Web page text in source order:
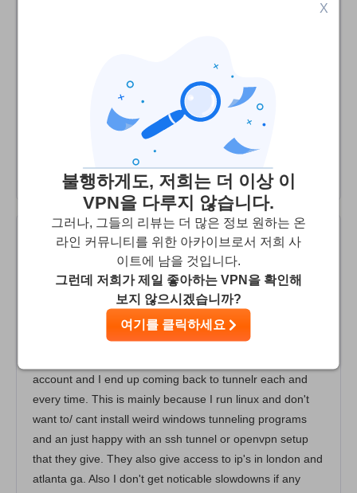
geographical locations. Those nodes disappeared in the
fall and there is no information about whether they are
gone for good or just temporarily. I have contacted
service twice in the past two months about this, and never
got an answer. Last blog entry is for March so no
information about this in it.
ben 10
tunneling service of choice.
I haven't had any issues with the service yet after staying
with them for about 3 years now. I've tried others in the
account and I end up coming back to tunnelr each and
every time. This is mainly because I run linux and don't
want to/ cant install weird windows tunneling programs
and an just happy with an ssh tunnel or openvpn setup
that they give. They also give access to ip's in london and
atlanta ga. Also I don't get noticable slowdowns if any
X
불행하게도, 저희는 더 이상 이
VPN을 다루지 않습니다.
그러나, 그들의 리뷰는 더 많은 정보 원하는 온
라인 커뮤니티를 위한 아카이브로서 저희 사
이트에 남을 것입니다.
그런데 저희가 제일 좋아하는 VPN을 확인해
보지 않으시겠습니까?
여기를 클릭하세요